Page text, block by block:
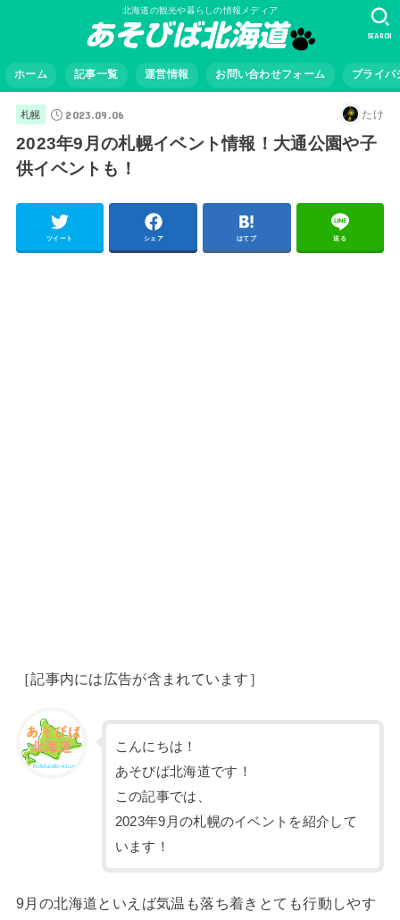
北海道の観光や暮らしの情報メディア
ホーム 記事一覧 運営情報 お問い合わせフォーム プライバ
SEARCH
札幌 2023.09.06 たけ
2023年9月の札幌イベント情報！大通公園や子
供イベントも！
ツイート シェア はてブ 送る
［記事内には広告が含まれています］
こんにちは！
あそびば北海道です！
この記事では、
2023年9月の札幌のイベントを紹介して
います！
9月の北海道といえば気温も落ち着きとても行動しやす